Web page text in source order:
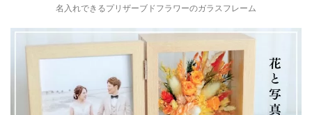
名入れできるプリザーブドフラワーのガラスフレーム